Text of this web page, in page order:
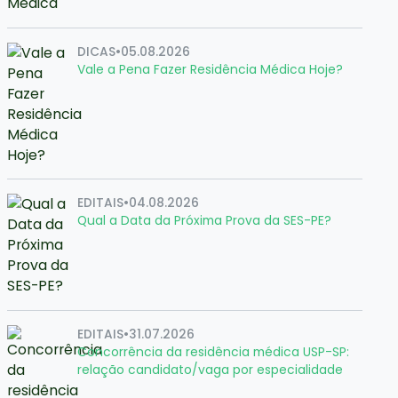
DICAS•05.08.2026
Vale a Pena Fazer Residência Médica Hoje?
EDITAIS•04.08.2026
Qual a Data da Próxima Prova da SES-PE?
EDITAIS•31.07.2026
Concorrência da residência médica USP-SP:
relação candidato/vaga por especialidade